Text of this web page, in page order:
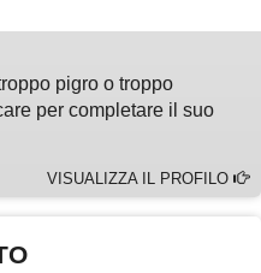
pigro o troppo
per completare il suo
VISUALIZZA IL PROFILO